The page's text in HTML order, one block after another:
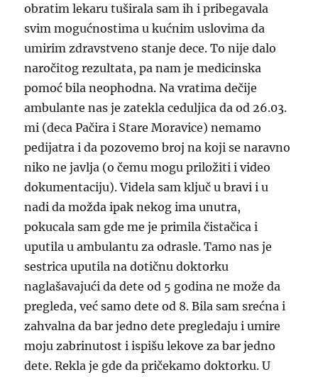
obratim lekaru tuširala sam ih i pribegavala
svim mogućnostima u kućnim uslovima da
umirim zdravstveno stanje dece. To nije dalo
naročitog rezultata, pa nam je medicinska
pomoć bila neophodna. Na vratima dečije
ambulante nas je zatekla ceduljica da od 26.03.
mi (deca Pačira i Stare Moravice) nemamo
pedijatra i da pozovemo broj na koji se naravno
niko ne javlja (o čemu mogu priložiti i video
dokumentaciju). Videla sam ključ u bravi i u
nadi da možda ipak nekog ima unutra,
pokucala sam gde me je primila čistačica i
uputila u ambulantu za odrasle. Tamo nas je
sestrica uputila na dotičnu doktorku
naglašavajući da dete od 5 godina ne može da
pregleda, već samo dete od 8. Bila sam srećna i
zahvalna da bar jedno dete pregledaju i umire
moju zabrinutost i ispišu lekove za bar jedno
dete. Rekla je gde da pričekamo doktorku. U